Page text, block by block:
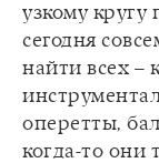
узкому
сегодня
найти всех –
оперетты,
когда-то они